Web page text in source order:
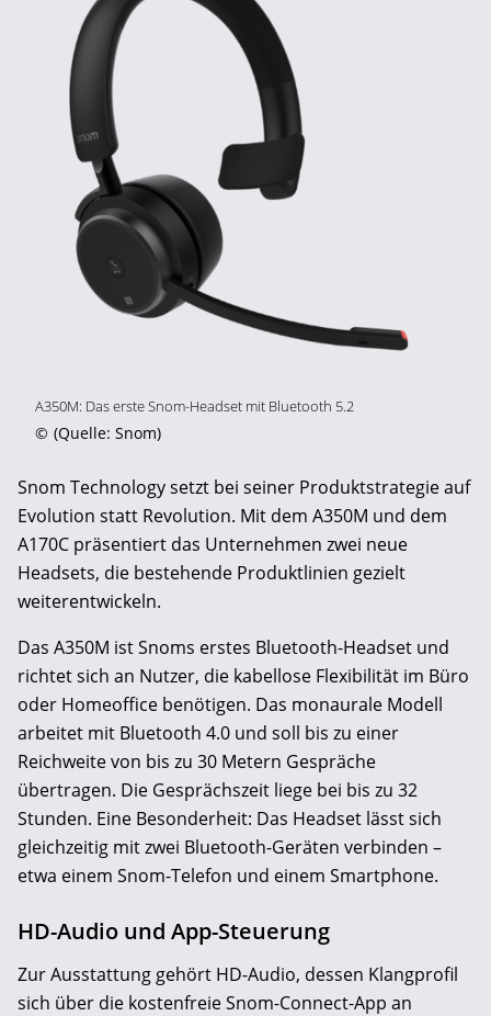
A350M: Das erste Snom-Headset mit Bluetooth 5.2
© (Quelle: Snom)
Snom Technology setzt bei seiner Produktstrategie auf
Evolution statt Revolution. Mit dem A350M und dem
A170C präsentiert das Unternehmen zwei neue
Headsets, die bestehende Produktlinien gezielt
weiterentwickeln.
Das A350M ist Snoms erstes Bluetooth-Headset und
richtet sich an Nutzer, die kabellose Flexibilität im Büro
oder Homeoffice benötigen. Das monaurale Modell
arbeitet mit Bluetooth 4.0 und soll bis zu einer
Reichweite von bis zu 30 Metern Gespräche
übertragen. Die Gesprächszeit liege bei bis zu 32
Stunden. Eine Besonderheit: Das Headset lässt sich
gleichzeitig mit zwei Bluetooth-Geräten verbinden –
etwa einem Snom-Telefon und einem Smartphone.
HD-Audio und App-Steuerung
Zur Ausstattung gehört HD-Audio, dessen Klangprofil
sich über die kostenfreie Snom-Connect-App an